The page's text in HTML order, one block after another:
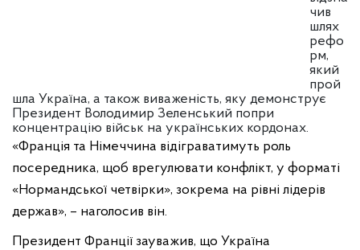
чив
шлях
рефо
рм,
який
прой
шла Україна, а також виваженість, яку демонструє
Президент Володимир Зеленський попри
концентрацію військ на українських кордонах.
«Франція та Німеччина відіграватимуть роль
посередника, щоб врегулювати конфлікт, у форматі
«Нормандської четвірки», зокрема на рівні лідерів
держав», – наголосив він.
Президент Франції зауважив, що Україна